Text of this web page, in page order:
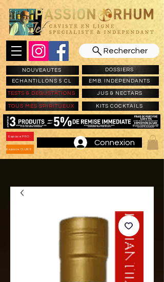
Rechercher
NOUVEAUTES
ECHANTILLONS 5 CL
DOSSIERS
EMB. INDEPENDANTS
TESTS & DEGUSTATIONS JUS & NECTARS
TOUS MES SPIRITUEUX KITS COCKTAILS
Espace PRO
Espace CLUBS
Connexion